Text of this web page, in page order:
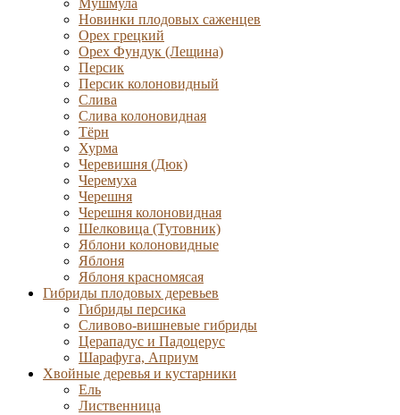
Новинки плодовых саженцев
Орех грецкий
Орех Фундук (Лещина)
Персик
Персик колоновидный
Слива
Слива колоновидная
Тёрн
Хурма
Черевишня (Дюк)
Черемуха
Черешня
Черешня колоновидная
Шелковица (Тутовник)
Яблони колоновидные
Яблоня
Яблоня красномясая
Гибриды плодовых деревьев
Гибриды персика
Сливово-вишневые гибриды
Церападус и Падоцерус
Шарафуга, Априум
Хвойные деревья и кустарники
Ель
Лиственница